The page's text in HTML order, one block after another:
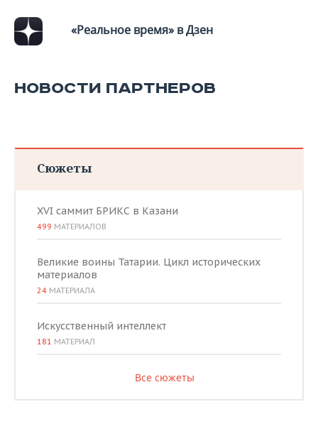
«Реальное время» в Дзен
НОВОСТИ ПАРТНЕРОВ
Сюжеты
XVI саммит БРИКС в Казани
499 МАТЕРИАЛОВ
Великие воины Татарии. Цикл исторических
материалов
24 МАТЕРИАЛА
Искусственный интеллект
181 МАТЕРИАЛ
Все сюжеты